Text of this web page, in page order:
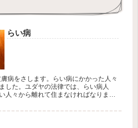
らい病
病をさします。らい病にかかった人々
した。ユダヤの法律では、らい病人
人々から離れて住まなければなりませ